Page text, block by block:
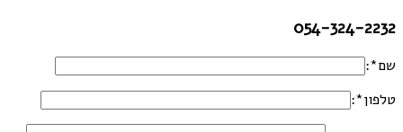
054-324-2232
שם*:
טלפון*: